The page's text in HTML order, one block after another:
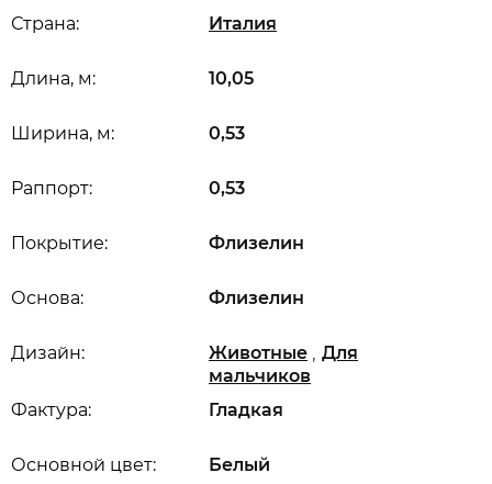
Длина, м: 10,05
Ширина, м: 0,53
Раппорт: 0,53
Основной цвет: Белый
Дизайн: Животные , Для
мальчиков
Основа: Флизелин
Покрытие: Флизелин
Страна: Италия
Фактура: Гладкая